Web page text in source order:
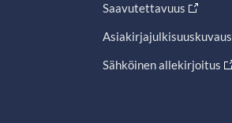
Saavutettavuus
Asiakirjajulkisuuskuvaus
Sähköinen allekirjoitus